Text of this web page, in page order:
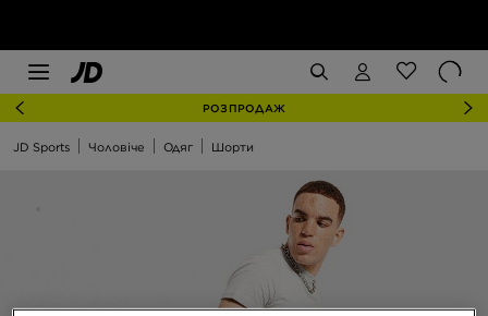
РОЗПРОДАЖ
JD Sports Чоловіче Одяг Шорти